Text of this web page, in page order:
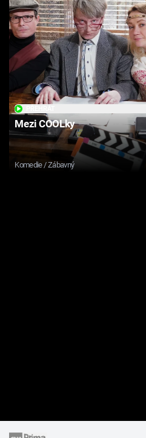
Mezi COOLky
Komedie / Zábavný